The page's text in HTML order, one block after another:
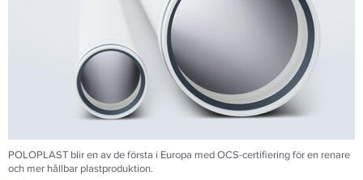
POLOPLAST blir en av de första i Europa med OCS-certifiering för en renare
och mer hållbar plastproduktion.